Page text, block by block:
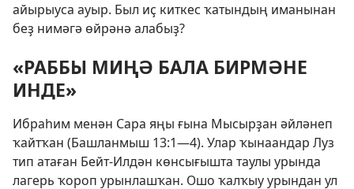
айырыуса ауыр. Был иҫ киткес ҡатындың иманынан
беҙ нимәгә өйрәнә алабыҙ?
«РАББЫ МИҢӘ БАЛА БИРМӘНЕ
ИНДЕ»
Ибраһим менән Сара яңы ғына Мысырҙан әйләнеп
ҡайтҡан (Башланмыш 13:1—4). Улар ҡынаандар Луз
тип атаған Бейт-Илдән көнсығышта таулы урында
лагерь ҡороп урынлашҡан. Ошо ҡалҡыу урындан ул